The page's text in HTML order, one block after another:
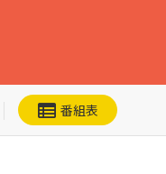
番組表
スポーツ
ドキュメンタリー・ホビー